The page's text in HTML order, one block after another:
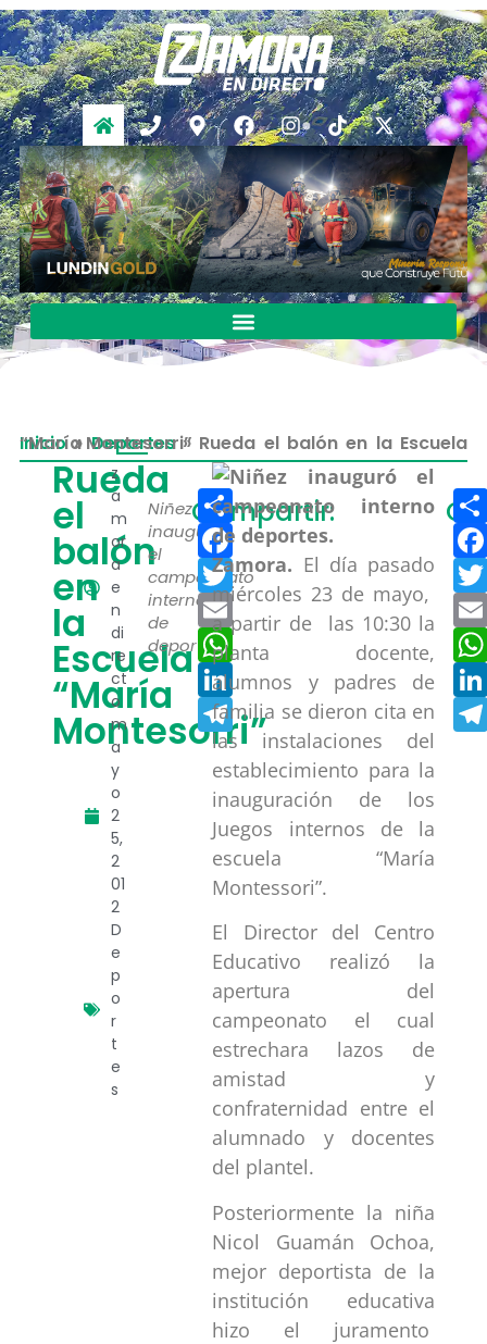
Inicio»Deportes»
Rueda el balón en la Escuela “María Montesorri”
Rueda
el
balón
en
la
Escuela
“María
Montesorri”
z
a
m
or
a
e
n
di
re
ct
o
m
a
y
o
2
5,
2
01
2
D
e
p
o
r
t
e
s
Niñez
inauguró
el
campeonato
interno
de
deportes.
Compartir:
Compartir
Facebook
Twitter
Email
WhatsApp
Telegram
Zamora. El día pasado
miércoles 23 de mayo,
a partir de las 10:30 la
planta docente,
alumnos y padres de
familia se dieron cita en
las instalaciones del
establecimiento para la
inauguración de los
Juegos internos de la
escuela “María
Montessori”.
El Director del Centro
Educativo realizó la
apertura del
campeonato el cual
estrechara lazos de
amistad y
confraternidad entre el
alumnado y docentes
del plantel.
Posteriormente la niña
Nicol Guamán Ochoa,
mejor deportista de la
institución educativa
hizo el juramento